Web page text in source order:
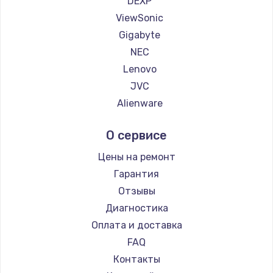
1260 руб.
Установка драйверов
725 руб.
Заказать
Заказать
Ремонт цепей питания
2500 руб.
Заказать
ViewSonic
Gigabyte
NEC
Lenovo
JVC
Alienware
Thunderobot
Hisense
АОС
Ardor
Machenike
iru
Titan Army
iFFALCON
О сервисе
Цены на ремонт
Гарантия
Отзывы
Диагностика
Оплата и доставка
FAQ
Контакты